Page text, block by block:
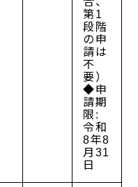
第1
段階
の申
請は
不
要）
◆申
請期
限:
令和
8年8
月31
日